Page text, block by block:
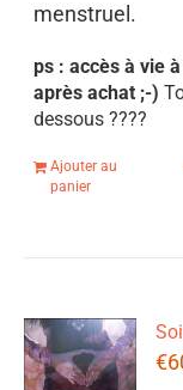
menstruel.
ps : accès à vie
après achat ;-)
dessous????
Ajouter au
panier
€